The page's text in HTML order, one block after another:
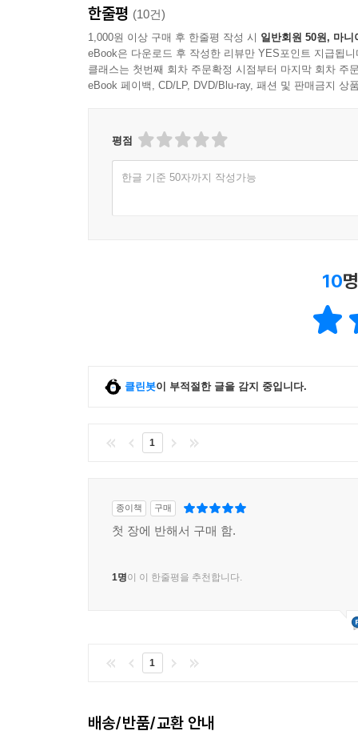
한줄평 (10건)
1,000원 이상 구매 후 한줄평 작성 시 일반회원 50원, 마니
eBook은 다운로드 후 작성한 리뷰만 YES포인트 지급됩니
클래스는 첫번째 회차 주문확정 시점부터 마지막 회차 주
eBook 페이백, CD/LP, DVD/Blu-ray, 패션 및 판매금지 상
평점
한글 기준 50자까지 작성가능
10
클린봇이 부적절한 글을 감지 중입니다.
1
종이책 구매
첫 장에 반해서 구매 함.
1명이 이 한줄평을 추천합니다.
1
배송/반품/교환 안내